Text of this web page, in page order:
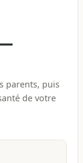
parents, puis
de votre